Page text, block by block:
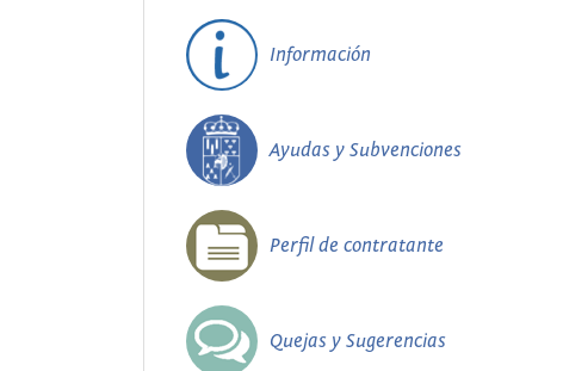
Información
Ayudas y Subvenciones
Perfil de contratante
Quejas y Sugerencias